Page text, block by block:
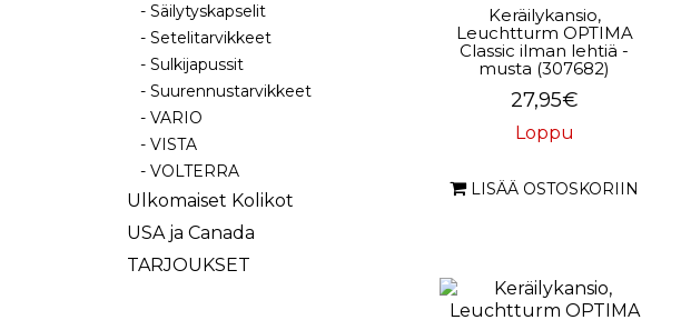
- Säilytyskapselit
- Setelitarvikkeet
- Sulkijapussit
- Suurennustarvikkeet
- VARIO
- VISTA
- VOLTERRA
Ulkomaiset Kolikot
USA ja Canada
TARJOUKSET
Keräilykansio,
Leuchtturm OPTIMA
Classic ilman lehtiä -
musta (307682)
27,95€
Loppu
LISÄÄ OSTOSKORIIN